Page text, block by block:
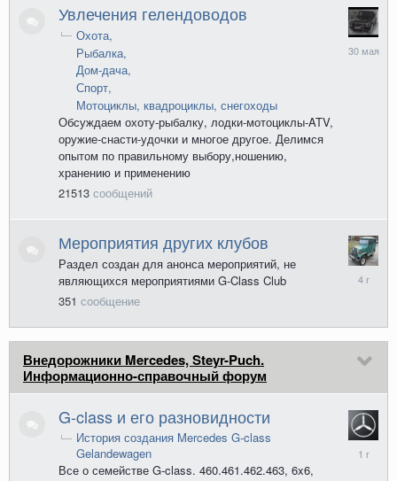
Увлечения гелендоводов
Охота
Рыбалка
Дом-дача
Спорт
Мотоциклы, квадроциклы, снегоходы
Обсуждаем охоту-рыбалку, лодки-мотоциклы-ATV,
оружие-снасти-удочки и многое другое. Делимся
опытом по правильному выбору,ношению,
хранению и применению
21513 сообщений
30
мая
Мероприятия других клубов
Раздел создан для анонса мероприятий, не
являющихся мероприятиями G-Class Club
351 сообщение
января
Внедорожники Mercedes, Steyr-Puch.
Информационно-справочный форум
G-class и его разновидности
История создания Mercedes G-class
Gelandewagen
Все о семействе G-class. 460.461.462.463, 6x6,
декабря